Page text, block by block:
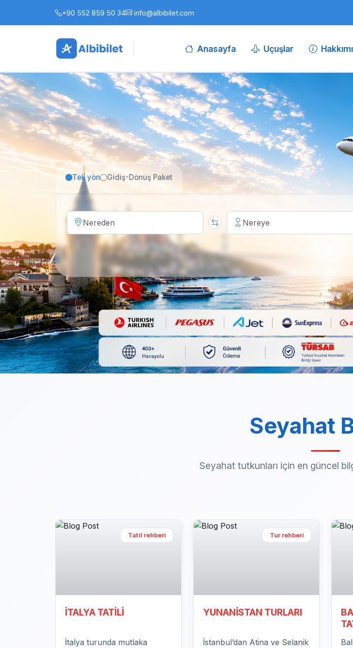
+90 552 859 50 34 info@albibilet.com
Anasayfa Uçuşlar
Tek yön Gidiş-Dönüş Paket
Seyahat
Seyahat tutkunları için en güncel
Tur rehberi
KARADAĞ TURU
Karadağ turunda mutlaka
Tur rehberi
BOSNA-HERSEK TURU
Bosna Hersek turunda